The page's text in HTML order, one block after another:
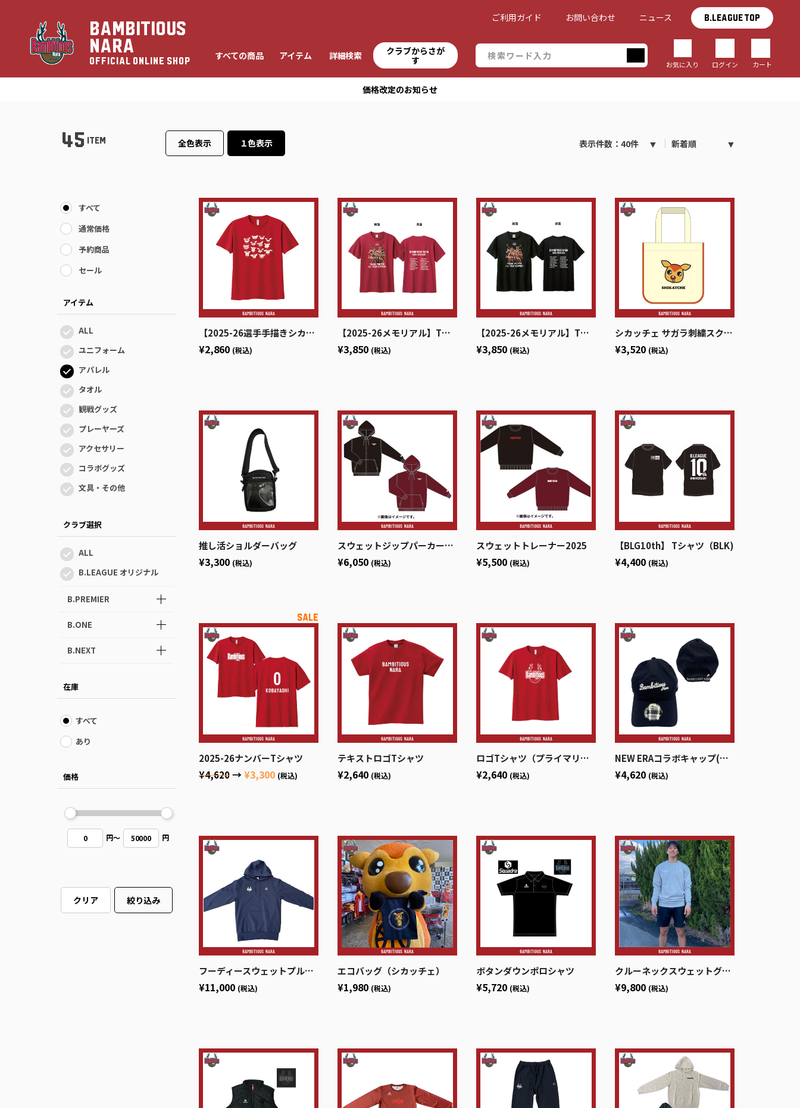
BAMBITIOUS
NARA
OFFICIAL ONLINE SHOP すべての商品 アイテム 詳細検索
クラブからさが
す
ご利用ガイド お問い合わせ ニュース B.LEAGUE TOP
お気に入り ログイン カート
お届け先住所変更（転送）時の運賃収受の開始および「宅急便転居転送サービス」の新規お申し込み受付の終了について
45 ITEM 全色表示 １色表示 表示件数：40件 新着順
すべて
通常価格
予約商品
セール
アイテム
ALL
ユニフォーム
アパレル
タオル
観戦グッズ
プレーヤーズ
アクセサリー
コラボグッズ
文具・その他
クラブ選択
ALL
B.LEAGUE オリジナル
B.PREMIER
B.ONE
B.NEXT
在庫
すべて
あり
価格
0 円～ 50000 円
クリア 絞り込み
【2025-26選手手描きシカッチェ】Tシャツ
¥2,860 (税込)
【2025-26メモリアル】Tシャツ（RED）
¥3,850 (税込)
【2025-26メモリアル】Tシャツ（BLK）
¥3,850 (税込)
シカッチェ サガラ刺繍スクエアトート
¥3,520 (税込)
推し活ショルダーバッグ
¥3,300 (税込)
スウェットジップパーカー2025
¥6,050 (税込)
スウェットトレーナー2025
¥5,500 (税込)
【BLG10th】 Tシャツ（BLK)
¥4,400 (税込)
2025-26ナンバーTシャツ
¥4,620→¥3,300 (税込)
テキストロゴTシャツ
¥2,640 (税込)
ロゴTシャツ（プライマリーロゴ）
¥2,640 (税込)
NEW ERAコラボキャップ(ネイビー)
¥4,620 (税込)
フーディースウェットプルオーバーネイビー
¥11,000 (税込)
エコバッグ（シカッチェ）
¥1,980 (税込)
ボタンダウンポロシャツ
¥5,720 (税込)
クルーネックスウェットグレー
¥9,800 (税込)